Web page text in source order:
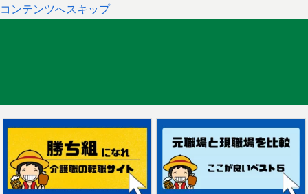
コンテンツへスキップ